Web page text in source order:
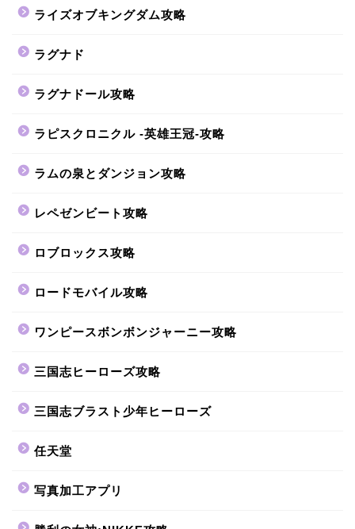
ライズオブキングダム攻略
ラグナド
ラグナドール攻略
ラピスクロニクル -英雄王冠-攻略
ラムの泉とダンジョン攻略
レペゼンビート攻略
ロブロックス攻略
ロードモバイル攻略
ワンピースボンボンジャーニー攻略
三国志ヒーローズ攻略
三国志ブラスト少年ヒーローズ
任天堂
写真加工アプリ